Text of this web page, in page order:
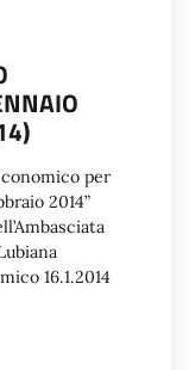
per
2014”
16.1.2014